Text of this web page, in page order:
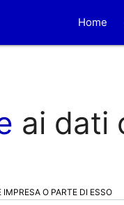
Home
ai dati
IMPRESA O PARTE DI ESSO